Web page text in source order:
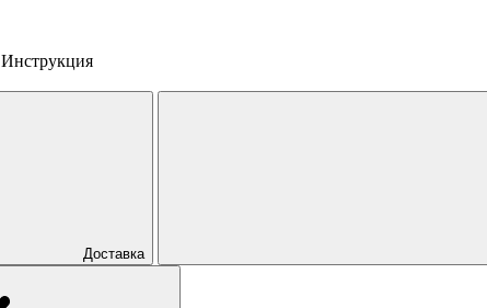
Инструкция
Доставка